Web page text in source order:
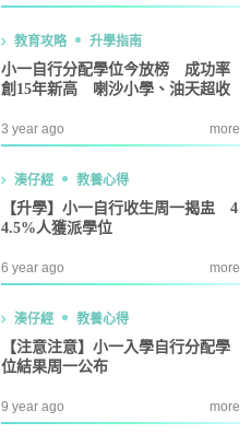
教育攻略 升學指南
小一自行分配學位今放榜 成功率
創15年新高 喇沙小學、油天超收
3 year ago more
湊仔經 教養心得
【升學】小一自行收生周一揭盅 4
4.5%人獲派學位
6 year ago more
湊仔經 教養心得
【注意注意】小一入學自行分配學
位結果周一公布
9 year ago more